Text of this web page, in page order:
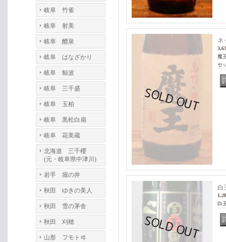
岐阜 竹雀
岐阜 射美
岐阜 醴泉
岐阜 はなざかり
岐阜 鯨波
岐阜 三千盛
岐阜 玉柏
岐阜 黒松白扇
岐阜 花美蔵
北海道 三千櫻
(元・岐阜県中津川)
岩手 堀の井
秋田 ゆきの美人
秋田 雪の茅舎
秋田 刈穂
山形 フモトヰ
ネ
魔
セ
白
白